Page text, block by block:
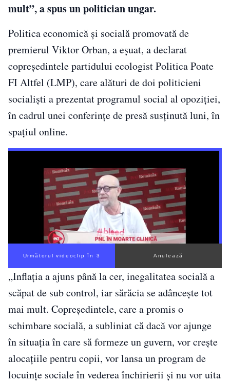
mult”, a spus un politician ungar.
Politica economică şi socială promovată de
premierul Viktor Orban, a eşuat, a declarat
copreşedintele partidului ecologist Politica Poate
FI Altfel (LMP), care alături de doi politicieni
socialişti a prezentat programul social al opoziţiei,
în cadrul unei conferinţe de presă susţinută luni, în
spaţiul online.
Următorul videoclip în 2 Anulează
„Inflaţia a ajuns până la cer, inegalitatea socială a
scăpat de sub control, iar sărăcia se adânceşte tot
mai mult. Copreşedintele, care a promis o
schimbare socială, a subliniat că dacă vor ajunge
în situaţia în care să formeze un guvern, vor creşte
alocaţiile pentru copii, vor lansa un program de
locuințe sociale în vederea închirierii şi nu vor uita